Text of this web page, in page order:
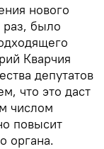
нового
раз, было
Кварчия
депутатов
что это даст
числом
повысит
органа.